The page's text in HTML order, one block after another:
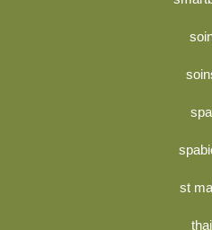
spa
st
thai